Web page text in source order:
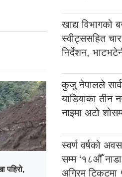
पहिरो,
खाद्य विभागको
स्वीट्ससहित
निर्देशन,
कुजु नेपालले
याडियाका तीन
नाइमा अटो
स्वर्ण वर्षको
सम्म ‘१८औँ
अग्रिम